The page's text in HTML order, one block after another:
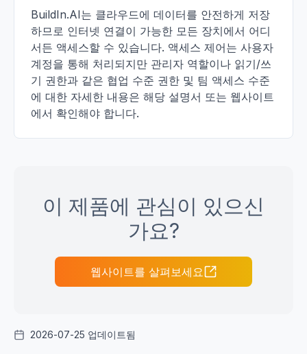
BuildIn.AI는 클라우드에 데이터를 안전하게 저장
하므로 인터넷 연결이 가능한 모든 장치에서 어디
서든 액세스할 수 있습니다. 액세스 제어는 사용자
계정을 통해 처리되지만 관리자 역할이나 읽기/쓰
기 권한과 같은 협업 수준 권한 및 팀 액세스 수준
에 대한 자세한 내용은 해당 설명서 또는 웹사이트
에서 확인해야 합니다.
이 제품에 관심이 있으신
가요?
웹사이트를 살펴보세요
2026-07-25 업데이트됨